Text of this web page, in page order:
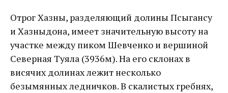
Отрог Хазны, разделяющий долины Псыгансу
и Хазныдона, имеет значительную высоту на
участке между пиком Шевченко и вершиной
Северная Туяла (3936м). На его склонах в
висячих долинах лежит несколько
безымянных ледничков. В скалистых гребнях,